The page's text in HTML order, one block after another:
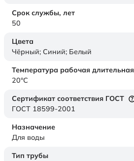
Срок службы, лет
50
Цвета
Чёрный; Синий; Белый
Температура рабочая длительная
20°C
Сертификат соответствия ГОСТ
ГОСТ 18599-2001
Назначение
Для воды
Тип трубы